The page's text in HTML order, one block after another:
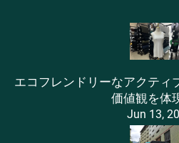
エコフレンドリーなアクティ
価値観を体
Jun 13,